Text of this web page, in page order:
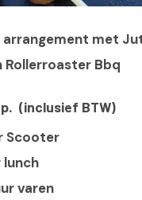
arrangement met
Rollerroaster Bbq
(inclusief BTW)
Scooter
lunch
varen
Home